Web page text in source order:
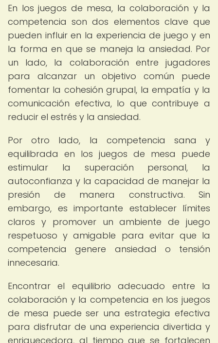
En los juegos de mesa, la colaboración y la
competencia son dos elementos clave que
pueden influir en la experiencia de juego y en
la forma en que se maneja la ansiedad. Por
un lado, la colaboración entre jugadores
para alcanzar un objetivo común puede
fomentar la cohesión grupal, la empatía y la
comunicación efectiva, lo que contribuye a
reducir el estrés y la ansiedad.
Por otro lado, la competencia sana y
equilibrada en los juegos de mesa puede
estimular la superación personal, la
autoconfianza y la capacidad de manejar la
presión de manera constructiva. Sin
embargo, es importante establecer límites
claros y promover un ambiente de juego
respetuoso y amigable para evitar que la
competencia genere ansiedad o tensión
innecesaria.
Encontrar el equilibrio adecuado entre la
colaboración y la competencia en los juegos
de mesa puede ser una estrategia efectiva
para disfrutar de una experiencia divertida y
enriquecedora, al tiempo que se fortalecen